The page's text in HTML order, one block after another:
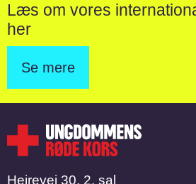
Læs om vores
her
Se mere
Hejrevej 30, 2. sal